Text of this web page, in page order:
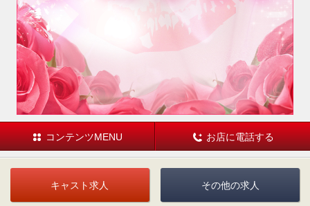
コンテンツMENU お店に電話する
キャスト求人 その他の求人